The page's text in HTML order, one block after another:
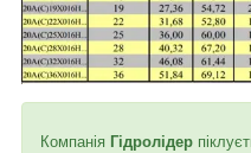
Компанія Гідролідер